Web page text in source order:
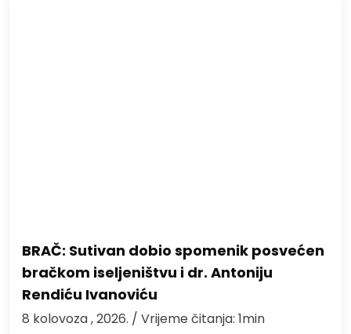
BRAČ: Sutivan dobio spomenik posvećen
bračkom iseljeništvu i dr. Antoniju
Rendiću Ivanoviću
8 kolovoza , 2026. / Vrijeme čitanja: 1min